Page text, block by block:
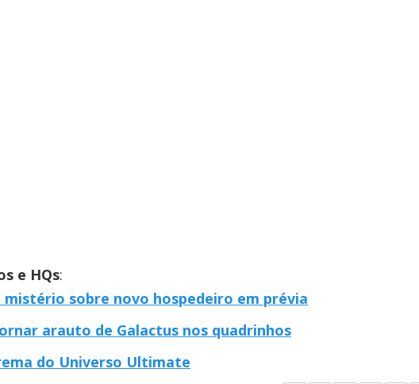
e HQs:
sobre novo hospedeiro em prévia
arauto de Galactus nos quadrinhos
do Universo Ultimate